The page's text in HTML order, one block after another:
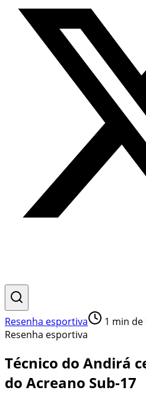
Resenha esportiva 1 min
Resenha esportiva
Técnico do Andirá
do Acreano Sub-17